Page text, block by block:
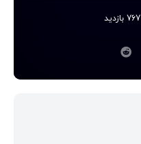
767 بازدید